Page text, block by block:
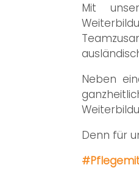
Mit
Neben
Denn für